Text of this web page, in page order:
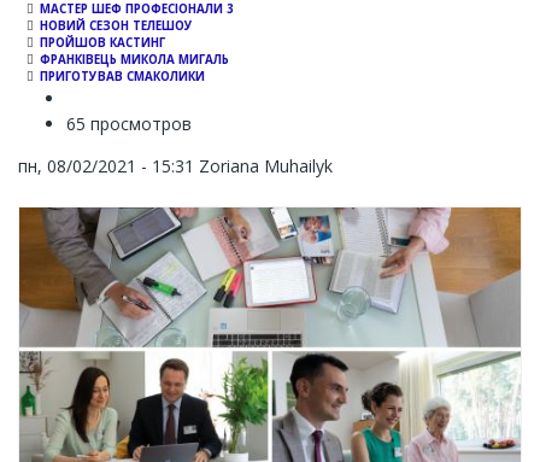
МАСТЕР ШЕФ ПРОФЕСІОНАЛИ 3
НОВИЙ СЕЗОН ТЕЛЕШОУ
ПРОЙШОВ КАСТИНГ
ФРАНКІВЕЦЬ МИКОЛА МИГАЛЬ
ПРИГОТУВАВ СМАКОЛИКИ
65 просмотров
пн, 08/02/2021 - 15:31 Zoriana Muhailyk